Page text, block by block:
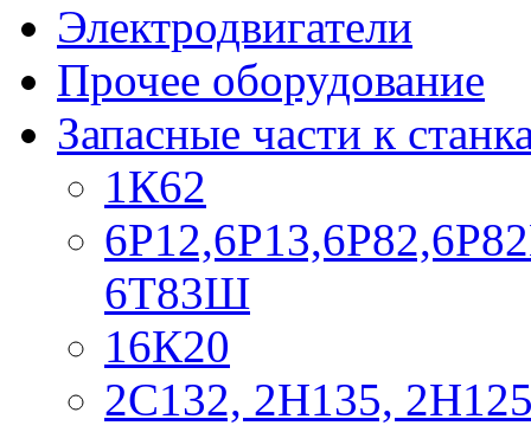
Электродвигатели
Прочее оборудование
Запасные части к
1К62
6Т83Ш
16К20
2С132, 2Н135,